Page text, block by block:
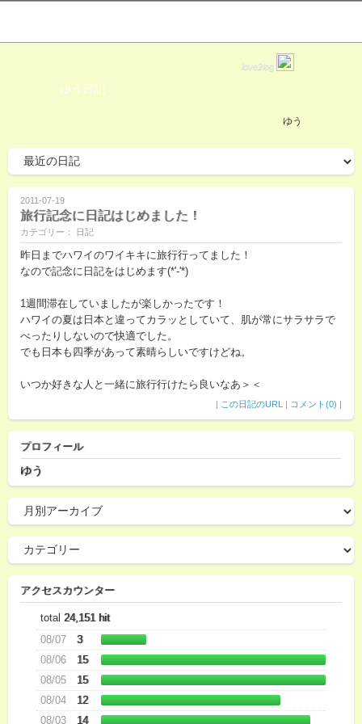
love2log
ゆう日記
ゆう
2011-07-19
旅行記念に日記はじめました！
カテゴリー： 日記
昨日までハワイのワイキキに旅行行ってました！
なので記念に日記をはじめます(*'-'*)
1週間滞在していましたが楽しかったです！
ハワイの夏は日本と違ってカラッとしていて、肌が常にサラサラで
べったりしないので快適でした。
でも日本も四季があって素晴らしいですけどね。
いつか好きな人と一緒に旅行行けたら良いなあ＞＜
| この日記のURL | コメント(0) |
プロフィール
ゆう
アクセスカウンター
total 24,151 hit
08/07
3
08/06
15
08/05
15
08/04
12
08/03
14